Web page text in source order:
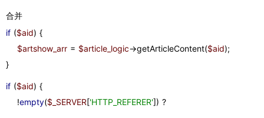
合并
if ($aid) {
$artshow_arr = $article_logic->getArticleContent($aid);
}
if ($aid) {
    !
empty($_SERVER['HTTP_REFERER']) ?